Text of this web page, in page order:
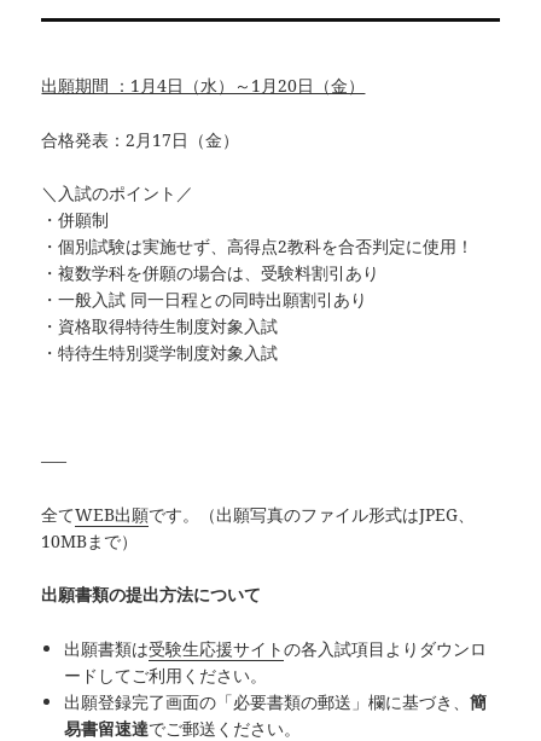
出願期間 ：1月4日（水）～1月20日（金）
合格発表：2月17日（金）
＼入試のポイント／
・併願制
・個別試験は実施せず、高得点2教科を合否判定に使用！
・複数学科を併願の場合は、受験料割引あり
・一般入試 同一日程との同時出願割引あり
・資格取得特待生制度対象入試
・特待生特別奨学制度対象入試
—–
全てWEB出願です。（出願写真のファイル形式はJPEG、
10MBまで）
出願書類の提出方法について
出願書類は受験生応援サイトの各入試項目よりダウンロ
ードしてご利用ください。
出願登録完了画面の「必要書類の郵送」欄に基づき、簡
易書留速達でご郵送ください。